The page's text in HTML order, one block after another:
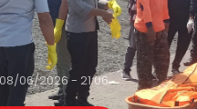
06/2026 - 21:06